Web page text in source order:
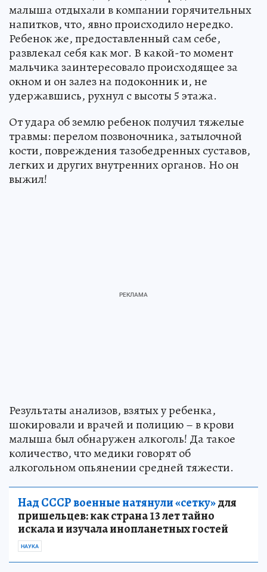
малыша отдыхали в компании горячительных
напитков, что, явно происходило нередко.
Ребенок же, предоставленный сам себе,
развлекал себя как мог. В какой-то момент
мальчика заинтересовало происходящее за
окном и он залез на подоконник и, не
удержавшись, рухнул с высоты 5 этажа.
От удара об землю ребенок получил тяжелые
травмы: перелом позвоночника, затылочной
кости, повреждения тазобедренных суставов,
легких и других внутренних органов. Но он
выжил!
Результаты анализов, взятых у ребенка,
шокировали и врачей и полицию – в крови
малыша был обнаружен алкоголь! Да такое
количество, что медики говорят об
алкогольном опьянении средней тяжести.
Над СССР военные натянули «сетку»для
пришельцев: как страна 13 лет тайно
искала и изучала инопланетных гостей
НАУКА